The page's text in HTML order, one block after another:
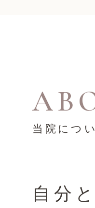
当院につ
自分